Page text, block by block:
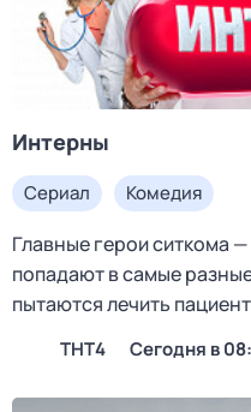
Интерны
Сериал Комедия
Главные герои ситкома
попадают в самые
пытаются лечить
ТНТ4 Сегодня в